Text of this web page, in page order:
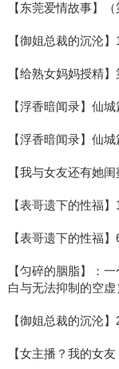
【东莞爱情故事】
【御姐总裁的沉沦】
【给熟女妈妈授精
【浮香暗闻录】仙城
【浮香暗闻录】仙城
【我与女友还有她
【表哥遗下的性福】
【表哥遗下的性福】
【匀碎的胭脂】：
白与无法抑制的空虚
【御姐总裁的沉沦】
【女主播？我的女